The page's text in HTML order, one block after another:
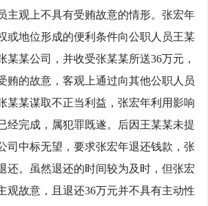
主观上不具有受贿故意的情形。张宏年
或地位形成的便利条件向公职人员王某
某某公司，并收受张某某所送36万元，
贿的故意，客观上通过向其他公职人员
某某谋取不正当利益，张宏年利用影响
经完成，属犯罪既遂。后因王某某未提
司中标无望，要求张宏年退还钱款，张
还。虽然退还的时间较为及时，但张宏
观故意，且退还36万元并不具有主动性